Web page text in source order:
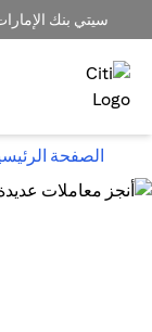
سيتي بنك
الصفحة